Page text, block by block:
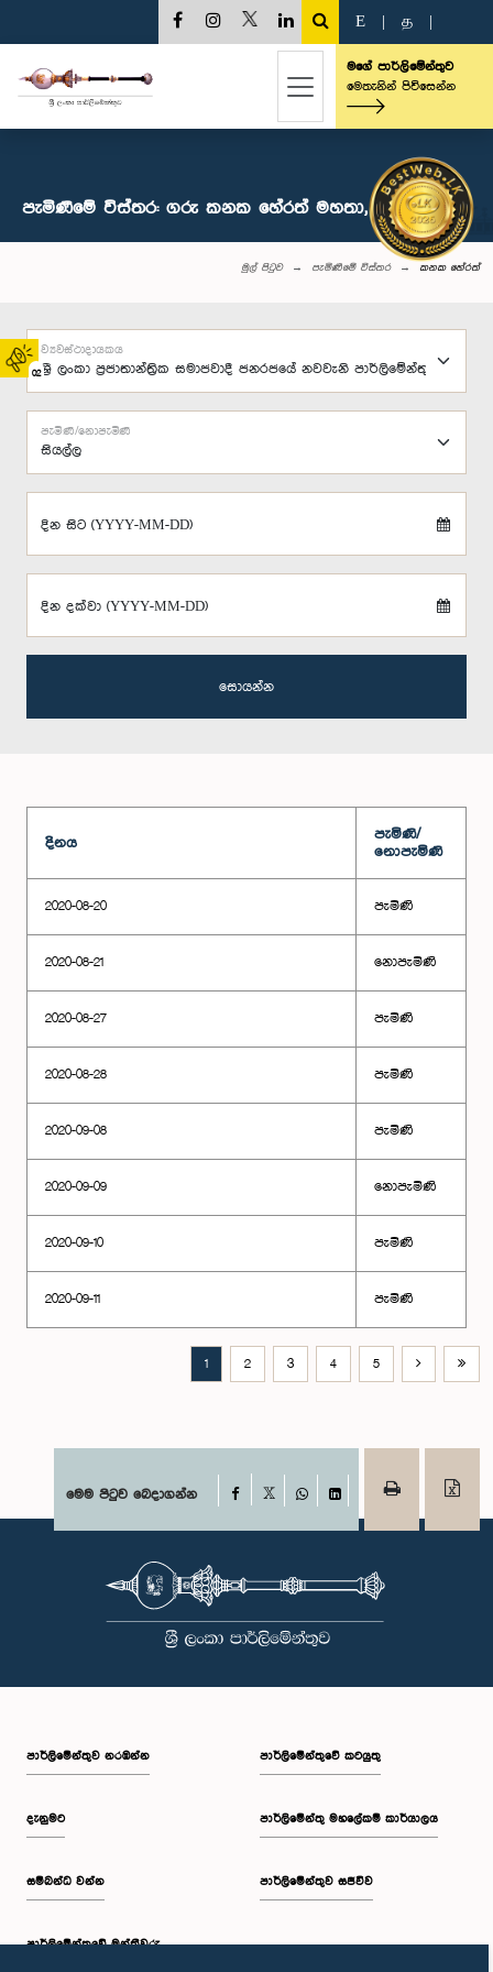
02
E த
මගේ පාර්ලිමේන්තුව
මෙතැනින් පිවිසෙන්න
පැමිණීමේ විස්තර: ගරු කනක හේරත් මහතා, පා.ම.
මුල් පිටුව පැමිණීමේ විස්තර කනක හේරත්
ව්‍යවස්ථාදායකය
පැමිණි/නොපැමිණි
දින සිට (YYYY-MM-DD)
දින දක්වා (YYYY-MM-DD)
සොයන්න
දිනය
පැමිණි/
නොපැමිණි
2020-08-20 පැමිණි
2020-08-21 නොපැමිණි
2020-08-27 පැමිණි
2020-08-28 පැමිණි
2020-09-08 පැමිණි
2020-09-09 නොපැමිණි
2020-09-10 පැමිණි
2020-09-11 පැමිණි
1 2 3 4 5
මෙම පිටුව බෙදාගන්න Facebook
WhatsAppLinkedIn
පාර්ලි‌මේන්තුව නරඹන්න
දැනුමට
සම්බන්ධ වන්න
පාර්ලි‌මේන්තුවේ මන්ත්‍රීවරු
පාර්ලිමේන්තුවේ කටයුතු
පාර්ලිමේන්තු මහලේකම් කාර්යාලය
පාර්ලිමේන්තුව සජීවීව